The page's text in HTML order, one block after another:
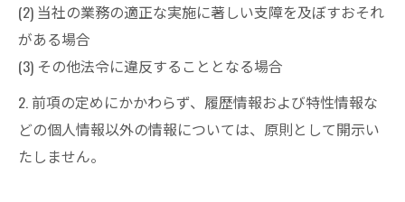
(2) 当社の業務の適正な実施に著しい支障を及ぼすおそれ
がある場合
(3) その他法令に違反することとなる場合
2. 前項の定めにかかわらず、履歴情報および特性情報な
どの個人情報以外の情報については、原則として開示い
たしません。